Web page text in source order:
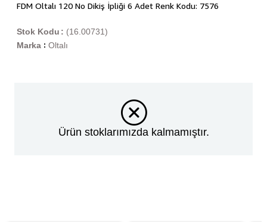
FDM Oltalı 120 No Dikiş İpliği 6 Adet Renk Kodu: 7576
(16.00731)
Stok Kodu
Marka : Oltalı
Ürün stoklarımızda kalmamıştır.